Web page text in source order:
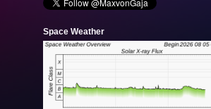
Space Weather